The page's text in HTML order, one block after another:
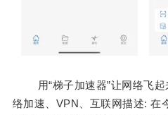
用“梯子加速器”让网络飞起
络加速、VPN、互联网描述: 在